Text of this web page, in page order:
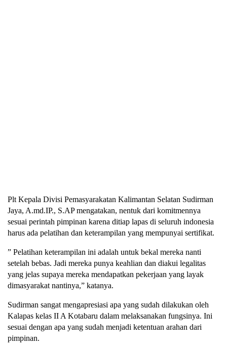
Plt Kepala Divisi Pemasyarakatan Kalimantan Selatan Sudirman
Jaya, A.md.IP., S.AP mengatakan, nentuk dari komitmennya
sesuai perintah pimpinan karena ditiap lapas di seluruh indonesia
harus ada pelatihan dan keterampilan yang mempunyai sertifikat.
” Pelatihan keterampilan ini adalah untuk bekal mereka nanti
setelah bebas. Jadi mereka punya keahlian dan diakui legalitas
yang jelas supaya mereka mendapatkan pekerjaan yang layak
dimasyarakat nantinya,” katanya.
Sudirman sangat mengapresiasi apa yang sudah dilakukan oleh
Kalapas kelas II A Kotabaru dalam melaksanakan fungsinya. Ini
sesuai dengan apa yang sudah menjadi ketentuan arahan dari
pimpinan.